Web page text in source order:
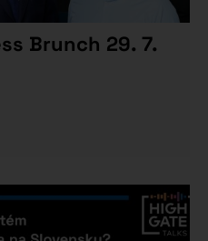
Brunch 29. 7.